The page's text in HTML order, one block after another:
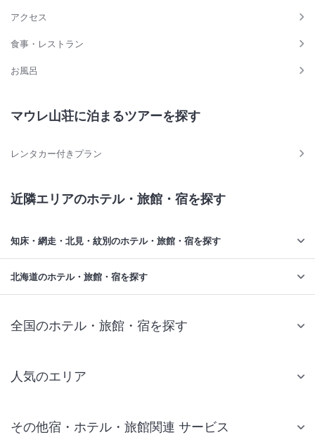
アクセス
食事・レストラン
お風呂
マウレ山荘に泊まるツアーを探す
レンタカー付きプラン
近隣エリアのホテル・旅館・宿を探す
知床・網走・北見・紋別のホテル・旅館・宿を探す
北海道のホテル・旅館・宿を探す
全国のホテル・旅館・宿を探す
人気のエリア
その他宿・ホテル・旅館関連 サービス